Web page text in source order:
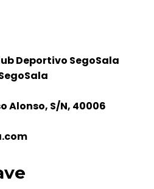
Deportivo SegoSala
Alonso, S/N, 40006